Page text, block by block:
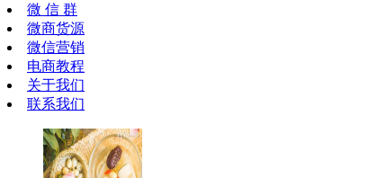
微 信 群
微商货源
微信营销
电商教程
关于我们
联系我们